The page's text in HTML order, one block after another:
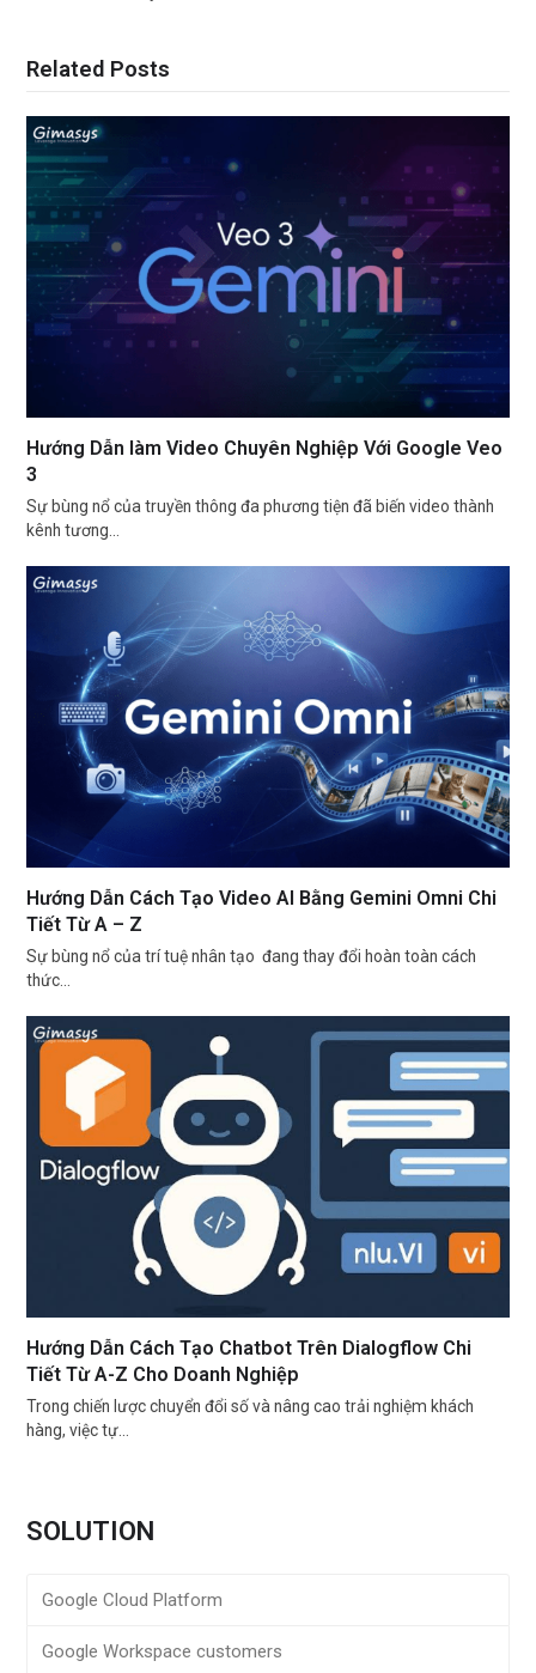
Related Posts
Hướng Dẫn làm Video Chuyên Nghiệp Với Google Veo
3
Sự bùng nổ của truyền thông đa phương tiện đã biến video thành
kênh tương…
Hướng Dẫn Cách Tạo Video AI Bằng Gemini Omni Chi
Tiết Từ A – Z
Sự bùng nổ của trí tuệ nhân tạo đang thay đổi hoàn toàn cách
thức…
Hướng Dẫn Cách Tạo Chatbot Trên Dialogflow Chi
Tiết Từ A-Z Cho Doanh Nghiệp
Trong chiến lược chuyển đổi số và nâng cao trải nghiệm khách
hàng, việc tự…
SOLUTION
Google Cloud Platform
Google Workspace customers